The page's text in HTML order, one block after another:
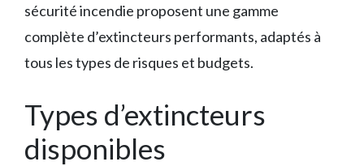
sécurité incendie proposent une gamme
complète d’extincteurs performants, adaptés à
tous les types de risques et budgets.
Types d’extincteurs
disponibles